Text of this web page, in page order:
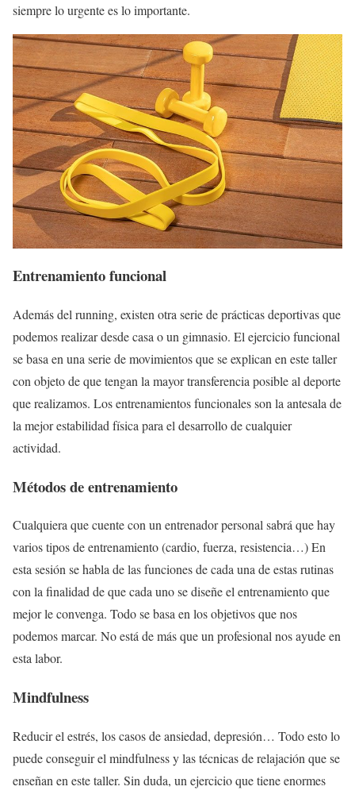
siempre lo urgente es lo importante.
Entrenamiento funcional
Además del running, existen otra serie de prácticas deportivas que
podemos realizar desde casa o un gimnasio. El ejercicio funcional
se basa en una serie de movimientos que se explican en este taller
con objeto de que tengan la mayor transferencia posible al deporte
que realizamos. Los entrenamientos funcionales son la antesala de
la mejor estabilidad física para el desarrollo de cualquier
actividad.
Métodos de entrenamiento
Cualquiera que cuente con un entrenador personal sabrá que hay
varios tipos de entrenamiento (cardio, fuerza, resistencia…) En
esta sesión se habla de las funciones de cada una de estas rutinas
con la finalidad de que cada uno se diseñe el entrenamiento que
mejor le convenga. Todo se basa en los objetivos que nos
podemos marcar. No está de más que un profesional nos ayude en
esta labor.
Mindfulness
Reducir el estrés, los casos de ansiedad, depresión… Todo esto lo
puede conseguir el mindfulness y las técnicas de relajación que se
enseñan en este taller. Sin duda, un ejercicio que tiene enormes